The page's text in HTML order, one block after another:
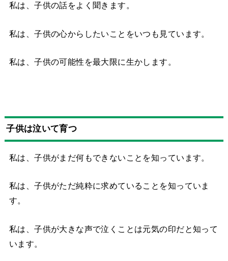
私は、子供の話をよく聞きます。
私は、子供の心からしたいことをいつも見ています。
私は、子供の可能性を最大限に生かします。
子供は泣いて育つ
私は、子供がまだ何もできないことを知っています。
私は、子供がただ純粋に求めていることを知っていま
す。
私は、子供が大きな声で泣くことは元気の印だと知って
います。